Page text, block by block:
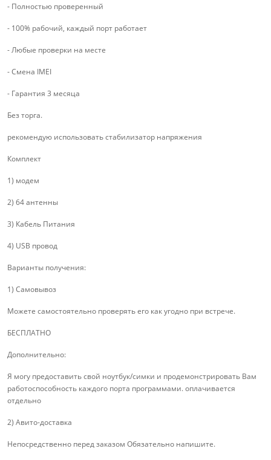
- Полностью проверенный
- 100% рабочий, каждый порт работает
- Любые проверки на месте
- Смена IMEI
- Гарантия 3 месяца
Без торга.
рекомендую использовать стабилизатор напряжения
Комплект
1) модем
2) 64 антенны
3) Кабель Питания
4) USB провод
Варианты получения:
1) Самовывоз
Можете самостоятельно проверять его как угодно при встрече.
БЕСПЛАТНО
Дополнительно:
Я могу предоставить свой ноутбук/симки и продемонстрировать Вам
работоспособность каждого порта программами. оплачивается
отдельно
2) Авито-доставка
Непосредственно перед заказом Обязательно напишите.